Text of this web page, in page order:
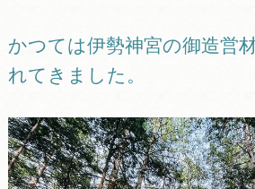
かつては伊勢神宮の御造営
れてきました。